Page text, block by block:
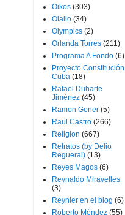
Oikos (303)
Olallo (34)
Olympics (2)
Orlanda Torres (211)
Programa A Fondo (6)
Proyecto Constitución
Cuba (18)
Rafael Duharte
Jiménez (45)
Ramon Gener (5)
Raul Castro (266)
Religion (667)
Retratos (by Delio
Regueral) (13)
Reyes Magos (6)
Reynaldo Miravelles
(3)
Reynier en el blog (6)
Roberto Méndez (55)